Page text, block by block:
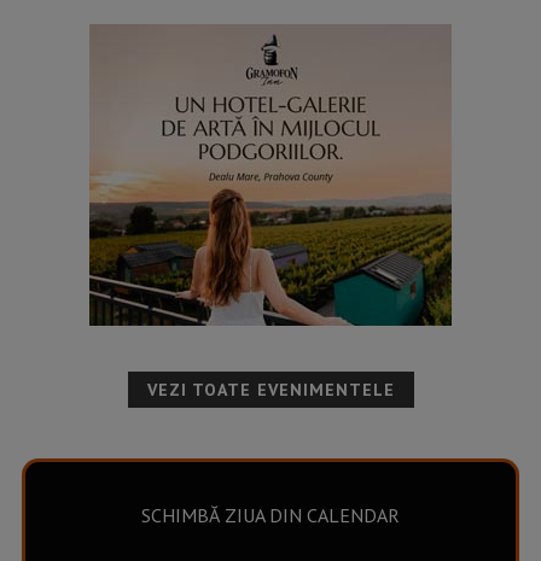
VEZI TOATE EVENIMENTELE
SCHIMBĂ ZIUA DIN CALENDAR